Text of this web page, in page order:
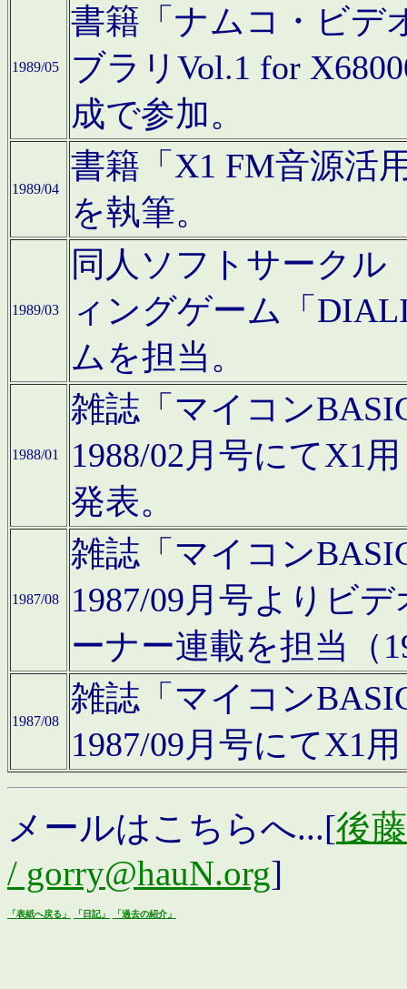
1989/05
書籍「ナムコ・ビデ
ブラリVol.1 for
成で参加。
1989/04
書籍「X1 FM音源活
を執筆。
1989/03
同人ソフトサークル
ィングゲーム「
ムを担当。
1988/01
雑誌「マイコン
1988/02月号にてX1
発表。
1987/08
雑誌「マイコン
1987/09月号よりビ
ーナー連載を担当（
1987/08
雑誌「マイコン
1987/09月号にてX1
メールはこちらへ...[後
/ gorry@hauN.org]
「表紙へ戻る」 「日記」 「過去の紹介」